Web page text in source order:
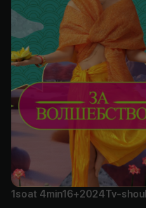
1soat 4min16+2024Tv-shou